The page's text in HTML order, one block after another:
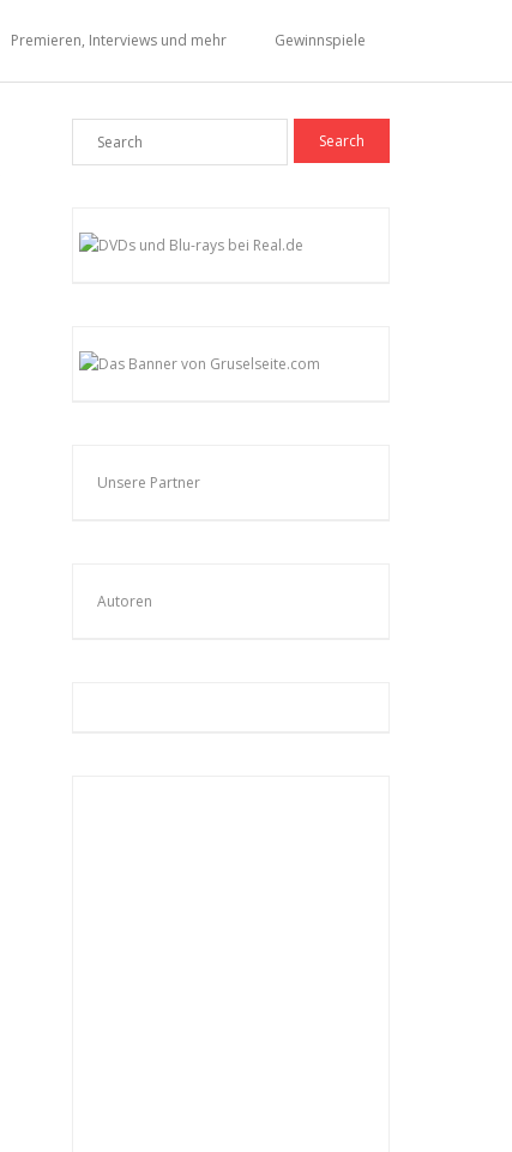
Premieren, Interviews und mehr Gewinnspiele
Unsere Partner
Autoren